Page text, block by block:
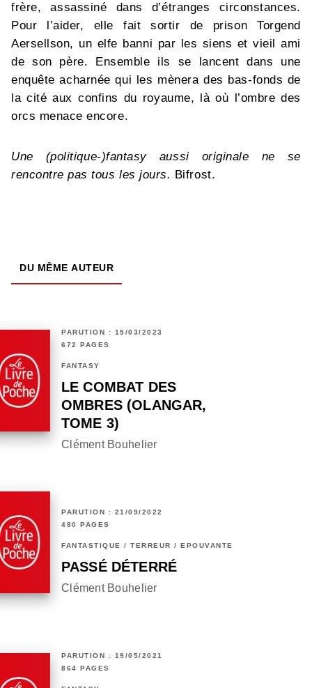
frère, assassiné dans d’étranges circonstances.
Pour l’aider, elle fait sortir de prison Torgend
Aersellson, un elfe banni par les siens et vieil ami
de son père. Ensemble ils se lancent dans une
enquête acharnée qui les mènera des bas-fonds de
la cité aux confins du royaume, là où l’ombre des
orcs menace encore.
Une (politique-)fantasy aussi originale ne se
rencontre pas tous les jours. Bifrost.
DU MÊME AUTEUR
PARUTION : 15/03/2023
672 PAGES
FANTASY
LE COMBAT DES
OMBRES (OLANGAR,
TOME 3)
Clément Bouhelier
PARUTION : 21/09/2022
480 PAGES
FANTASTIQUE / TERREUR / EPOUVANTE
PASSÉ DÉTERRÉ
Clément Bouhelier
PARUTION : 19/05/2021
864 PAGES